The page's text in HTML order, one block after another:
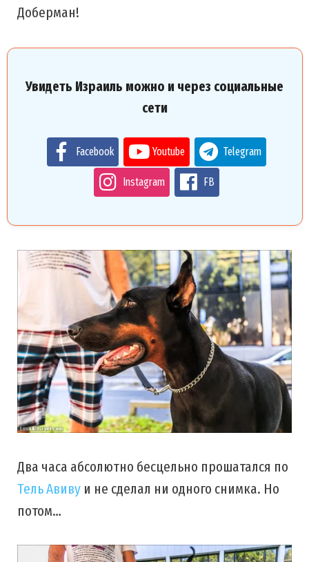
Доберман!
Увидеть Израиль можно и через социальные
сети
Facebook Youtube Telegram
Instagram FB
Два часа абсолютно бесцельно прошатался по
Тель Авиву и не сделал ни одного снимка. Но
потом…